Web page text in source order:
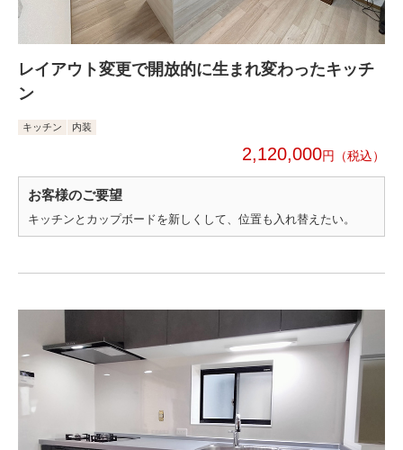
レイアウト変更で開放的に生まれ変わったキッチ
ン
キッチン 内装
2,120,000円
お客様のご要望
キッチンとカップボードを新しくして、位置も入れ替えたい。